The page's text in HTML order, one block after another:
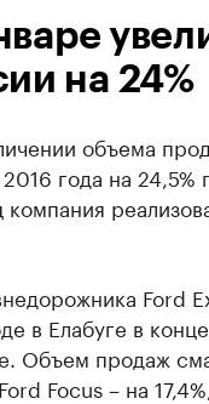
на 24%
объема
года на 24,5%
Ford
в Елабуге в
Объем продаж
Focus – на